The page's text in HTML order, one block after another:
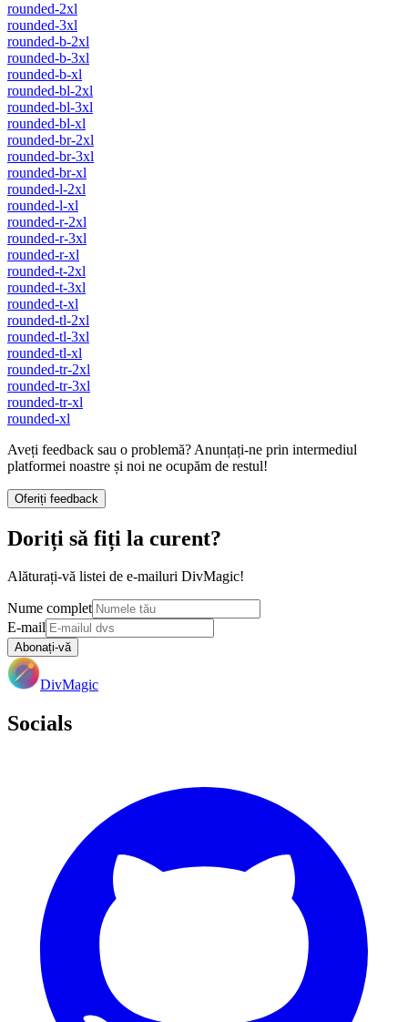
rounded-2xl
rounded-3xl
rounded-b-2xl
rounded-b-3xl
rounded-b-xl
rounded-bl-2xl
rounded-bl-3xl
rounded-bl-xl
rounded-br-2xl
rounded-br-3xl
rounded-br-xl
rounded-l-2xl
rounded-l-xl
rounded-r-2xl
rounded-r-3xl
rounded-r-xl
rounded-t-2xl
rounded-t-3xl
rounded-t-xl
rounded-tl-2xl
rounded-tl-3xl
rounded-tl-xl
rounded-tr-2xl
rounded-tr-3xl
rounded-tr-xl
rounded-xl
Aveți feedback sau o problemă? Anunțați-ne prin intermediul
platformei noastre și noi ne ocupăm de restul!
Oferiți feedback
Doriți să fiți la curent?
Alăturați-vă listei de e-mailuri DivMagic!
Nume complet
E-mail
Abonați-vă
DivMagic
Socials